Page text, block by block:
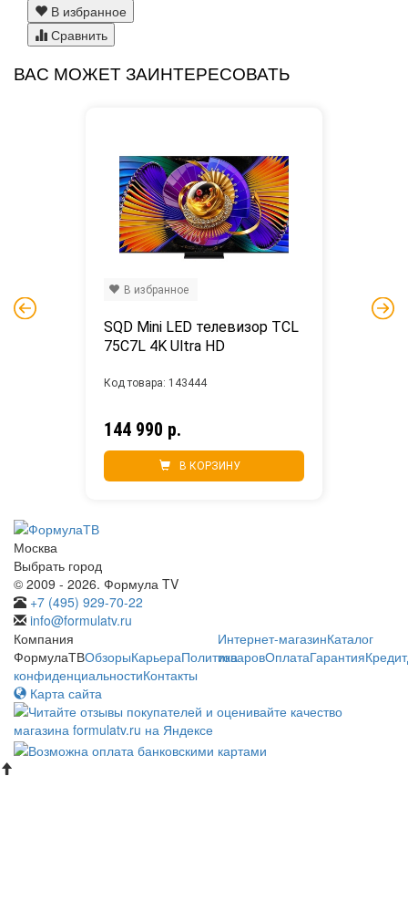
В избранное
Сравнить
ВАС МОЖЕТ ЗАИНТЕРЕСОВАТЬ
SQD Mini LED телевизор TCL
75C7L 4K Ultra HD
144 990 р.
В КОРЗИНУ
Код товара: 143444
В избранное
Москва
Выбрать город
© 2009 - 2026. Формула TV
+7 (495) 929-70-22
info@formulatv.ru
Компания
ФормулаТВОбзорыКарьераПолитика
конфиденциальностиКонтакты
Интернет-магазинКаталог
товаровОплатаГарантияКредит
Карта сайта